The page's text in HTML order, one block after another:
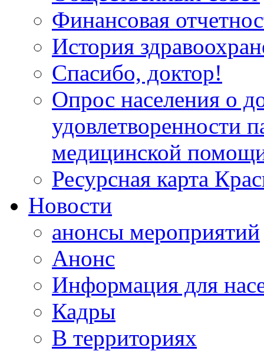
Финансовая
История
Спасибо, доктор!
Опрос населения о
удовлетворенности
медицинской
Ресурсная карта
Новости
анонсы мероприятий
Анонс
Информация для
Кадры
В территориях